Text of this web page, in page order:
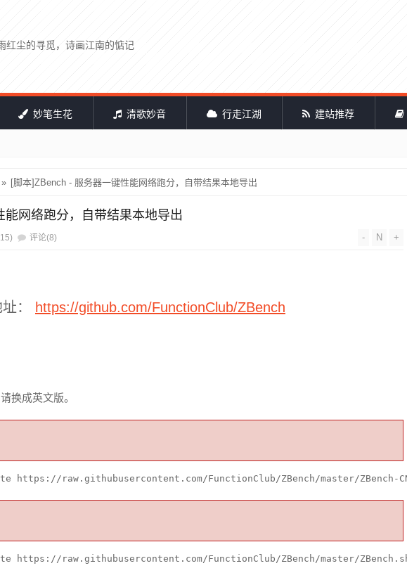
红尘的寻觅，诗画江南的惦记
妙笔生花 清歌妙音 行走江湖 建站推荐
» [脚本]ZBench - 服务器一键性能网络跑分，自带结果本地导出
网络跑分，自带结果本地导出
评论(8) - N +
： https://github.com/FunctionClub/ZBench
换成英文版。
https://raw.githubusercontent.com/FunctionClub/ZBench/master/ZBench-
https://raw.githubusercontent.com/FunctionClub/ZBench/master/ZBench.sh